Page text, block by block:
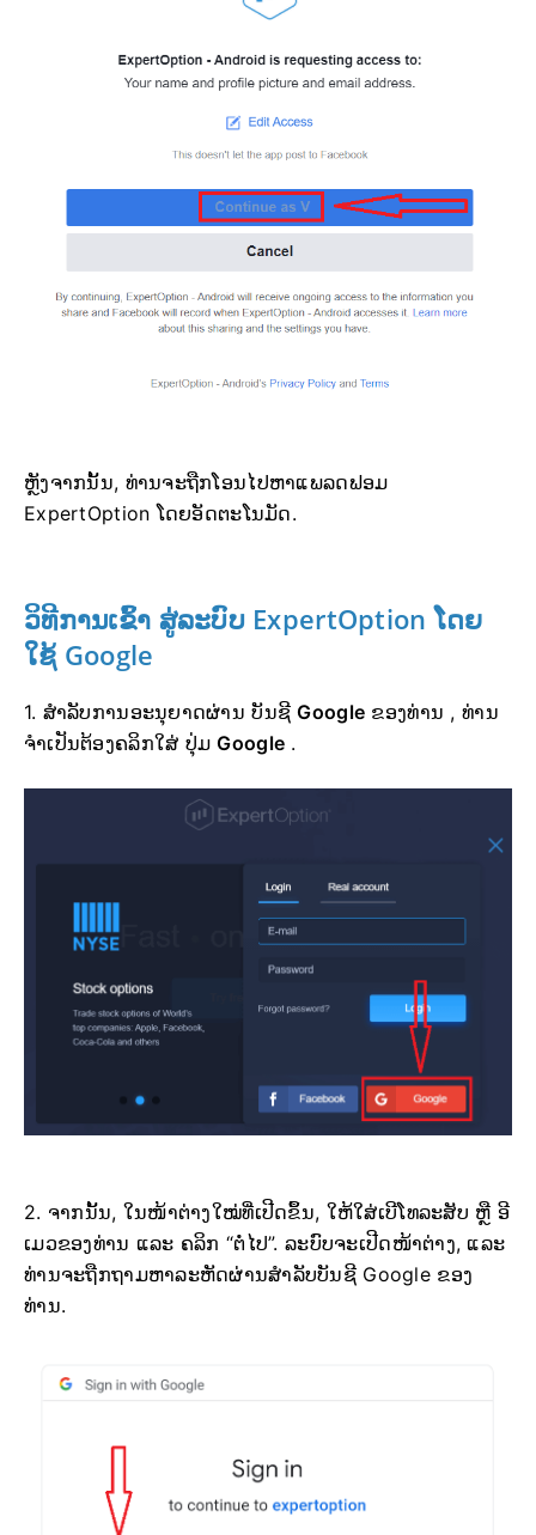
ຫຼັງຈາກນັ້ນ, ທ່ານຈະຖືກໂອນໄປຫາແພລດຟອມ
ExpertOption ໂດຍອັດຕະໂນມັດ.
ວິທີການເຂົ້າ ສູ່ລະບົບ ExpertOption ໂດຍ
ໃຊ້ Google
1. ສຳລັບການອະນຸຍາດຜ່ານ ບັນຊີGoogle ຂອງທ່ານ , ທ່ານ
ຈຳເປັນຕ້ອງຄລິກໃສ່ ປຸ່ມGoogle .
2. ຈາກນັ້ນ, ໃນໜ້າຕ່າງໃໝ່ທີ່ເປີດຂຶ້ນ, ໃຫ້ໃສ່ເບີໂທລະສັບ ຫຼື ອີ
ເມວຂອງທ່ານ ແລະ ຄລິກ “ຕໍ່ໄປ”. ລະບົບຈະເປີດໜ້າຕ່າງ, ແລະ
ທ່ານຈະຖືກຖາມຫາລະຫັດຜ່ານສຳລັບບັນຊີ Google ຂອງ
ທ່ານ.